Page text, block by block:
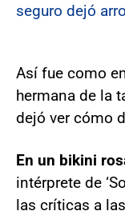
seguro dejó
Así fue como
hermana de la
dejó ver cómo
En un bikini
intérprete de
las críticas a